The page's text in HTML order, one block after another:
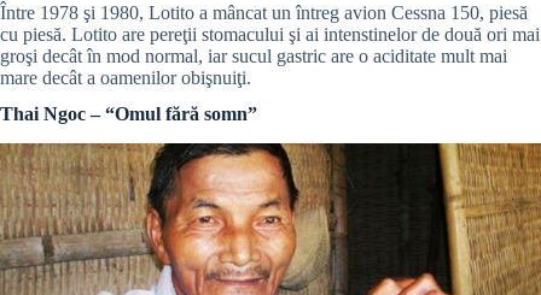
Între 1978 şi 1980, Lotito a mâncat un întreg avion Cessna 150, piesă
cu piesă. Lotito are pereţii stomacului şi ai intenstinelor de două ori mai
groşi decât în mod normal, iar sucul gastric are o aciditate mult mai
mare decât a oamenilor obişnuiţi.
Thai Ngoc – “Omul fără somn”